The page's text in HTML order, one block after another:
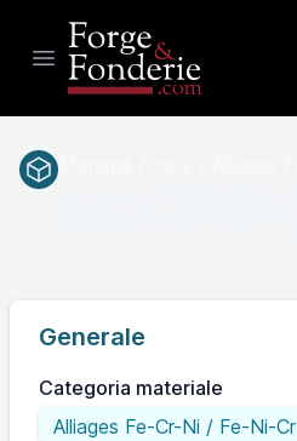
Open main menu
Generale
Categoria materiale
Alliages Fe-Cr-Ni / Fe-Ni-Cr